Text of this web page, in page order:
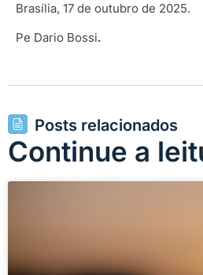
Brasília, 17 de outubro de 2025.
Pe Dario Bossi.
Posts relacionados
Continue a